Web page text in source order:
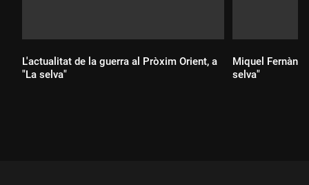
L'actualitat de la guerra al Pròxim Orient, a
"La selva"
Miquel
selva"